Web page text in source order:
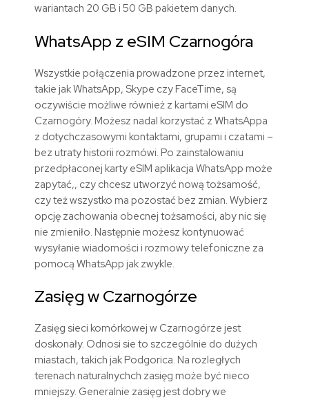
wariantach 20 GB i 50 GB pakietem danych.
WhatsApp z eSIM Czarnogóra
Wszystkie połączenia prowadzone przez internet,
takie jak WhatsApp, Skype czy FaceTime, są
oczywiście możliwe również z kartami eSIM do
Czarnogóry. Możesz nadal korzystać z WhatsAppa
z dotychczasowymi kontaktami, grupami i czatami –
bez utraty historii rozmówi. Po zainstalowaniu
przedpłaconej karty eSIM aplikacja WhatsApp może
zapytać,, czy chcesz utworzyć nową tożsamość,
czy też wszystko ma pozostać bez zmian. Wybierz
opcję zachowania obecnej tożsamości, aby nic się
nie zmieniło. Następnie możesz kontynuować
wysyłanie wiadomości i rozmowy telefoniczne za
pomocą WhatsApp jak zwykle.
Zasięg w Czarnogórze
Zasięg sieci komórkowej w Czarnogórze jest
doskonały. Odnosi sie to szczególnie do dużych
miastach, takich jak Podgorica. Na rozległych
terenach naturalnychch zasięg może być nieco
mniejszy. Generalnie zasięg jest dobry we